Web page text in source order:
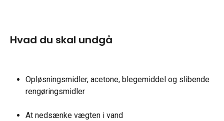
Hvad du skal undgå
Opløsningsmidler, acetone, blegemiddel og slibende
rengøringsmidler
At nedsænke vægten i vand